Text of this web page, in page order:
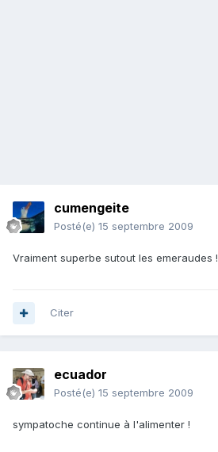
cumengeite
Posté(e) 15 septembre 2009
Vraiment superbe sutout les emeraudes !
Citer
ecuador
Posté(e) 15 septembre 2009
sympatoche continue à l'alimenter !